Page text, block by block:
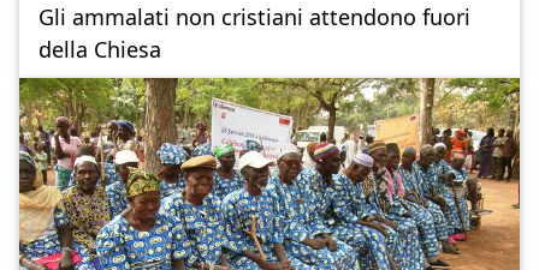
Gli ammalati non cristiani attendono fuori
della Chiesa